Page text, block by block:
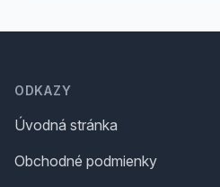
ODKAZY
Úvodná stránka
Obchodné podmienky